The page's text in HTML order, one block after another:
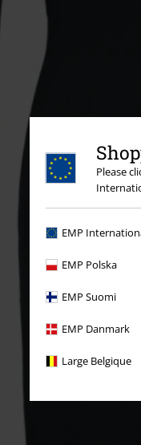
Please
EMP
EMP Polska
EMP Suomi
EMP Danmark
Large Belgique